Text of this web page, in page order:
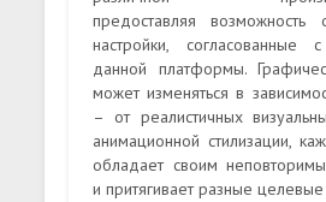
предоставляя возможность
настройки, согласованные
данной платформы.
может изменяться в
– от реалистичных
анимационной стилизации,
обладает своим
и притягивает разные